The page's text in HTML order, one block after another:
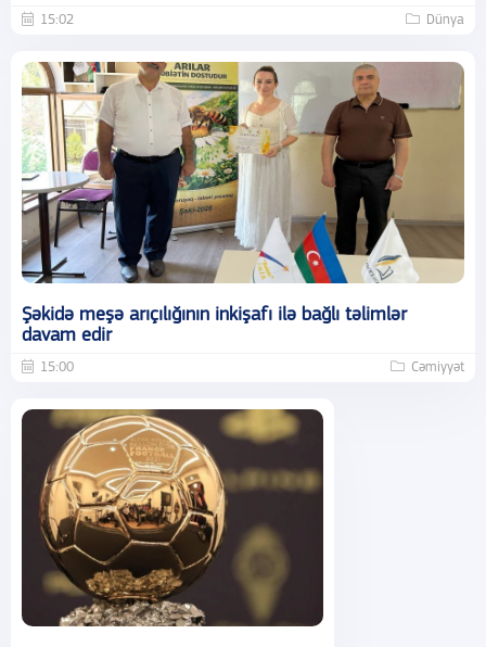
15:02 Dünya
Şəkidə meşə arıçılığının inkişafı ilə bağlı təlimlər
davam edir
15:00 Cəmiyyət